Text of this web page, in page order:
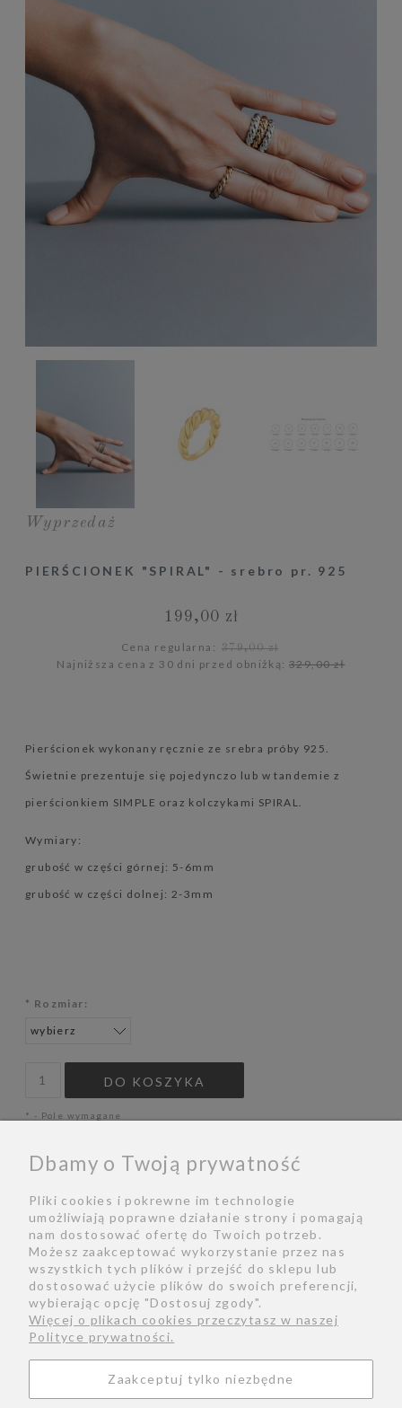
Wyprzedaż
PIERŚCIONEK "SPIRAL" - srebro pr. 925
199,00 zł
Cena regularna: 379,00 zł
Najniższa cena z 30 dni przed obniżką: 329,00 zł
Pierścionek wykonany ręcznie ze srebra próby 925.
Świetnie prezentuje się pojedynczo lub w tandemie z
pierścionkiem SIMPLE oraz kolczykami SPIRAL.
Wymiary:
grubość w części górnej: 5-6mm
grubość w części dolnej: 2-3mm
* Rozmiar:
DO KOSZYKA
* - Pole wymagane
POLEĆ ZNAJOMEMU
Bio Zwroty Kontakt Regulamin
Polityka prywatności Formy płatności
Instagram
Dbamy o Twoją prywatność
Pliki cookies i pokrewne im technologie
umożliwiają poprawne działanie strony i pomagają
nam dostosować ofertę do Twoich potrzeb.
Możesz zaakceptować wykorzystanie przez nas
wszystkich tych plików i przejść do sklepu lub
dostosować użycie plików do swoich preferencji,
wybierając opcję "Dostosuj zgody".
Więcej o plikach cookies przeczytasz w naszej
Polityce prywatności.
Zaakceptuj tylko niezbędne